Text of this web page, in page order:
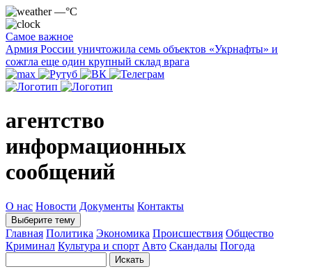
—°C
Самое важное
Армия России уничтожила семь объектов «Укрнафты» и
сожгла еще один крупный склад врага
агентство
информационных
сообщений
О нас Новости Документы Контакты
Выберите тему
Главная Политика Экономика Происшествия Общество
Криминал Культура и спорт Авто Скандалы Погода